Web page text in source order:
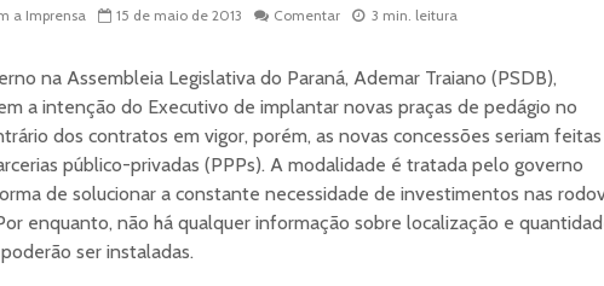
a Imprensa 15 de maio de 2013 Comentar 3 min. leitura
na Assembleia Legislativa do Paraná, Ademar Traiano (PSDB),
a intenção do Executivo de implantar novas praças de pedágio no
dos contratos em vigor, porém, as novas concessões seriam feitas
público-privadas (PPPs). A modalidade é tratada pelo governo
de solucionar a constante necessidade de investimentos nas
enquanto, não há qualquer informação sobre localização e
ser instaladas.